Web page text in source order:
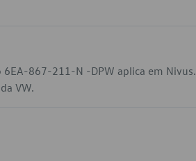
867-211-N -DPW aplica em Nivus.
VW.